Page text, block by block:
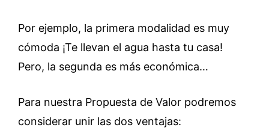
Por ejemplo, la primera modalidad es muy
cómoda ¡Te llevan el agua hasta tu casa!
Pero, la segunda es más económica…
Para nuestra Propuesta de Valor podremos
considerar unir las dos ventajas: